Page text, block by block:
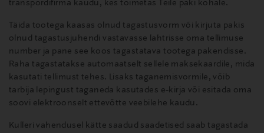
transpordifirma kaudu, kes toimetas Teile paki kohale.
Täida tootega kaasas olnud tagastusvorm või kirjuta pakis
olnud tagastusjuhendi vastavasse lahtrisse oma tellimuse
number ja pane see koos tagastatava tootega pakendisse.
Raha tagastatakse automaatselt sellele maksekaardile, mida
kasutati tellimust tehes. Lisaks taganemisvormile, võib
tarbija lepingust taganeda kasutades e-kirja või esitada oma
soovi elektroonselt ettevõtte veebilehe kaudu.
Kulleri vahendusel kätte saadud saadetised saab tagastada